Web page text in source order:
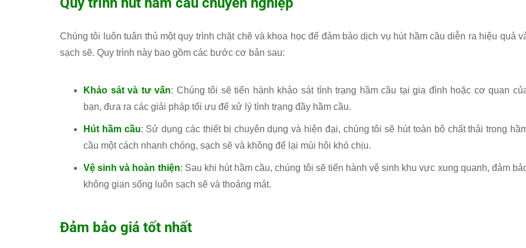
Chúng tôi luôn tuân thủ một quy trình chặt chẽ và khoa học để đảm bảo dịch vụ hút hầm cầu diễn ra hiệu quả
sạch sẽ. Quy trình này bao gồm các bước cơ bản sau:
Khảo sát và tư vấn: Chúng tôi sẽ tiến hành khảo sát tình trạng hầm cầu tại gia đình hoặc cơ quan
bạn, đưa ra các giải pháp tối ưu để xử lý tình trạng đầy hầm cầu.
Hút hầm cầu: Sử dụng các thiết bị chuyên dụng và hiện đại, chúng tôi sẽ hút toàn bộ chất thải trong
cầu một cách nhanh chóng, sạch sẽ và không để lại mùi hôi khó chịu.
Vệ sinh và hoàn thiện: Sau khi hút hầm cầu, chúng tôi sẽ tiến hành vệ sinh khu vực xung quanh, đảm
không gian sống luôn sạch sẽ và thoáng mát.
Đảm bảo giá tốt nhất